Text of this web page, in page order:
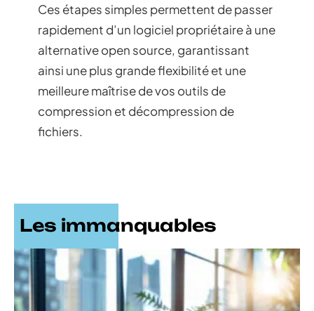
Ces étapes simples permettent de passer
rapidement d’un logiciel propriétaire à une
alternative open source, garantissant
ainsi une plus grande flexibilité et une
meilleure maîtrise de vos outils de
compression et décompression de
fichiers.
Les immanquables